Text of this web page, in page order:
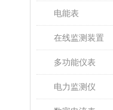
电能表
在线监测装置
多功能仪表
电力监测仪